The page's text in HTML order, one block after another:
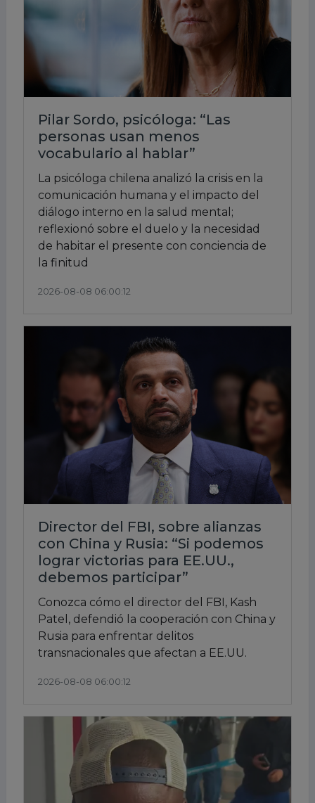
Pilar Sordo, psicóloga: “Las
personas usan menos
vocabulario al hablar”
La psicóloga chilena analizó la crisis en la
comunicación humana y el impacto del
diálogo interno en la salud mental;
reflexionó sobre el duelo y la necesidad
de habitar el presente con conciencia de
la finitud
2026-08-08 06:00:12
Director del FBI, sobre alianzas
con China y Rusia: “Si podemos
lograr victorias para EE.UU.,
debemos participar”
Conozca cómo el director del FBI, Kash
Patel, defendió la cooperación con China y
Rusia para enfrentar delitos
transnacionales que afectan a EE.UU.
2026-08-08 06:00:12